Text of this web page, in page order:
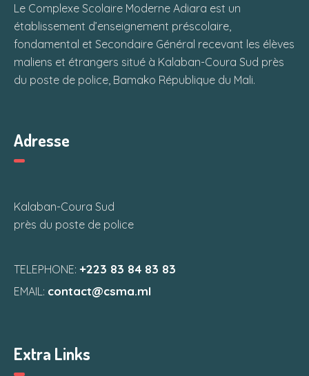
Le Complexe Scolaire Moderne Adiara est un
établissement d’enseignement préscolaire,
fondamental et Secondaire Général recevant les élèves
maliens et étrangers situé à Kalaban-Coura Sud près
du poste de police, Bamako République du Mali.
Adresse
Kalaban-Coura Sud
près du poste de police
TELEPHONE:+223 83 84 83 83
EMAIL: contact@csma.ml
Extra Links